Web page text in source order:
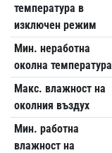
температура в
изключен режим
Мин. неработна
околна температура
Макс. влажност на
околния въздух
Мин. работна
влажност на